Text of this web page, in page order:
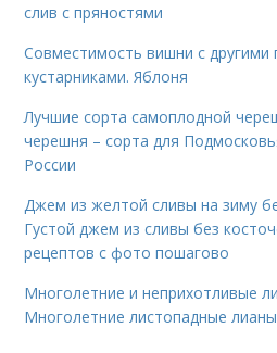
слив с пряностями
Совместимость вишни с
кустарниками. Яблоня
Лучшие сорта самоплодной
черешня – сорта для
России
Джем из желтой сливы на зиму
Густой джем из сливы без
рецептов с фото пошагово
Многолетние и неприхотливые
Многолетние листопадные лианы